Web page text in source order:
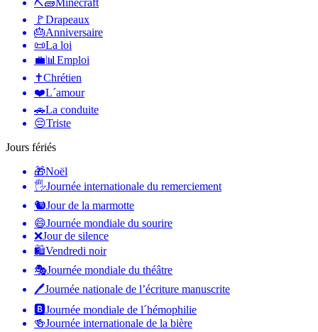
🚩Drapeaux
🎂Anniversaire
📜La loi
💼📊 Emploi
✝️Chrétien
❤️L´amour
🚗La conduite
😔Triste
Jours fériés
🎁Noël
🖐Journée internationale du remerciement
🐿Jour de la marmotte
😄Journée mondiale du sourire
❌Jour de silence
🛍Vendredi noir
🎭Journée mondiale du théâtre
🖊Journée nationale de l’écriture manuscrite
🅱️Journée mondiale de l´hémophilie
🍻Journée internationale de la bière